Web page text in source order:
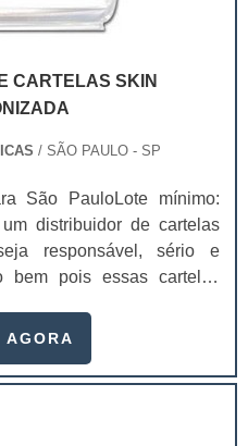
CARTELAS SKIN
/ SÃO PAULO - SP
São PauloLote mínimo:
distribuidor de cartelas
responsável, sério e
bem pois essas cartelas
sérias para adquirir esse
características pontuais
AGORA